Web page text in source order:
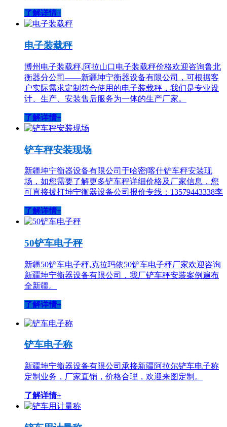
了解详情+
电子装载秤
博州电子装载秤,阿拉山口电子装载秤价格欢迎咨询鲁北
衡器分公司——新疆坤宁衡器设备有限公司，可根据客
户实际需求定制符合使用的电子装载秤，我们是专业设
计、生产、安装售后服务为一体的生产厂家。
了解详情+
铲车秤安装现场
新疆坤宁衡器设备有限公司于哈密|喀什铲车秤安装现
场，如您需要了解更多铲车秤详细价格及厂家信息，您
可直接拔打坤宁衡器设备公司报价专线：13579443338李
了解详情+
50铲车电子秤
新疆50铲车电子秤,克拉玛依50铲车电子秤厂家欢迎咨询
新疆坤宁衡器设备有限公司，我厂铲车秤安装案例遍布
全新疆。
了解详情+
铲车电子称
新疆坤宁衡器设备有限公司承接新疆阿拉尔铲车电子称
定制业务，厂家直销，价格合理，欢迎来图定制。
了解详情+